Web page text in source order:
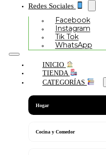
Redes Sociales
Facebook
Instagram
Tik Tok
WhatsApp
INICIO
TIENDA
CATEGORÍAS
Hogar
Cocina y Comedor